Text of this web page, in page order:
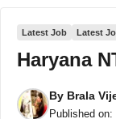
Latest Job Latest
Haryana
By Brala
Published on: